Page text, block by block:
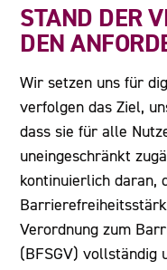
STAND DER
DEN
Wir setzen uns für
verfolgen das Ziel,
dass sie für alle
uneingeschränkt
kontinuierlich daran,
Verordnung zum
(BFSGV) vollständig